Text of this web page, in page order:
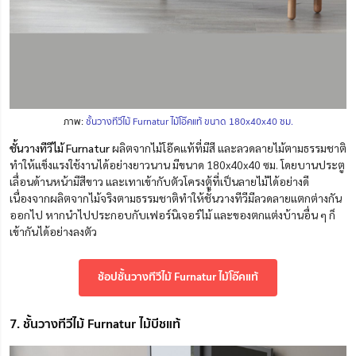
ภาพ:ชั้นวางทีวีไม้ Furnatur ไม้โอ๊คแท้ ขนาด 180x40x40 ซม.
ชั้นวางทีวีไม้ Furnaturผลิตจากไม้โอ๊คแท้ที่มีสี และลวดลายไม้ตามธรรมชาติ
ทำให้แข็งแรงใช้งานได้อย่างยาวนาน มีขนาด 180x40x40 ซม. โดยบานประตู
เลื่อนด้านหน้ามีสีขาว และเทาเข้ากับตัวโครงตู้ที่เป็นลายไม้ได้อย่างดี
เนื่องจากผลิตจากไม้จริงตามธรรมชาติทำให้ชั้นวางทีวีมีลวดลายแตกต่างกัน
ออกไป หากนำไปประกอบกับเฟอร์นิเจอร์ไม้ และของตกแต่งบ้านอื่น ๆ ก็
เข้ากันได้อย่างลงตัว
ช้อปชั้นวางทีวีไม้ Furnatur ไม้โอ๊คแท้
7. ชั้นวางทีวีไม้ Furnatur ไม้บีชแท้